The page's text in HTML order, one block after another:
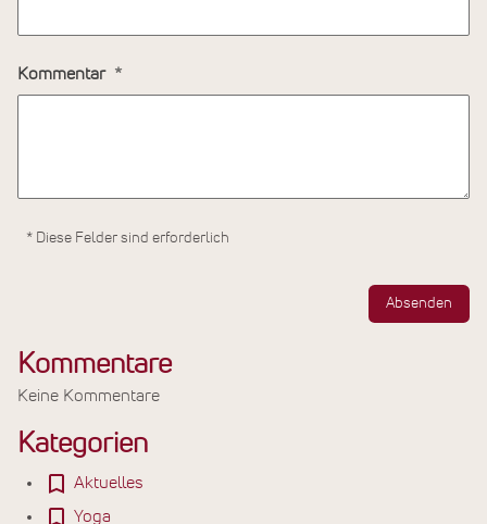
Kommentar
* Diese Felder sind erforderlich
Absenden
Kommentare
Keine Kommentare
Kategorien
Aktuelles
Yoga